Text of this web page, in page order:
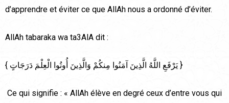
d’apprendre et éviter ce que AllAh nous a ordonné d’éviter.
AllAh tabaraka wa ta3AlA dit :
{ يَرْفَعِ اللَّهُ الَّذِينَ آمَنُوا مِنكُمْ وَالَّذِينَ أُوتُوا الْعِلْمَ دَرَجَاتٍ }
Ce qui signifie : « AllAh élève en degré ceux d’entre vous qui